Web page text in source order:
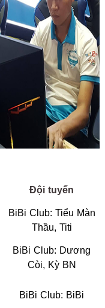
Đội tuyển
BiBi Club: Tiểu Màn
Thầu, Titi
BiBi Club: Dương
Còi, Kỳ BN
BiBi Club: BiBi